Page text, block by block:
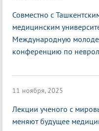
Совместно с
медицинским
Международную
конференцию по
11 ноября, 2025
Лекции ученого с
меняют будущее